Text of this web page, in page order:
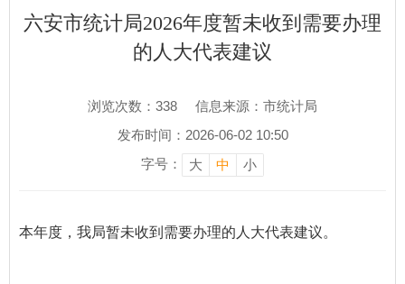
六安市统计局2026年度暂未收到需要办理
的人大代表建议
浏览次数： 338
信息来源：市统计局
发布时间：2026-06-02 10:50
字号：
大 中 小
本年度，我局暂未收到需要办理的人大代表建议。